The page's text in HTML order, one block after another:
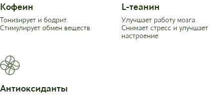
Кофеин
Тонизирует и бодрит.
Стимулирует обмен веществ
L-теанин
Улучшает работу мозга.
Снимает стресс и улучшает
настроение
Антиоксиданты